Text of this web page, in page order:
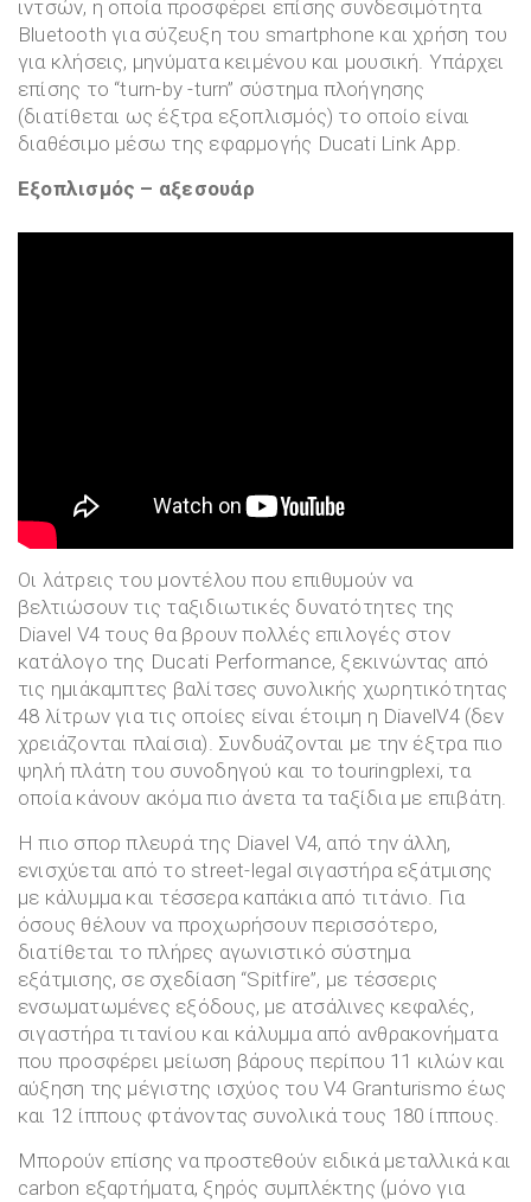
ιντσών, η οποία προσφέρει επίσης συνδεσιμότητα
Bluetooth για σύζευξη του smartphone και χρήση του
για κλήσεις, μηνύματα κειμένου και μουσική. Υπάρχει
επίσης το “turn-by -turn” σύστημα πλοήγησης
(διατίθεται ως έξτρα εξοπλισμός) το οποίο είναι
διαθέσιμο μέσω της εφαρμογής Ducati Link App.
Εξοπλισμός – αξεσουάρ
Οι λάτρεις του μοντέλου που επιθυμούν να
βελτιώσουν τις ταξιδιωτικές δυνατότητες της
Diavel V4 τους θα βρουν πολλές επιλογές στον
κατάλογο της Ducati Performance, ξεκινώντας από
τις ημιάκαμπτες βαλίτσες συνολικής χωρητικότητας
48 λίτρων για τις οποίες είναι έτοιμη η DiavelV4 (δεν
χρειάζονται πλαίσια). Συνδυάζονται με την έξτρα πιο
ψηλή πλάτη του συνοδηγού και το touringplexi, τα
οποία κάνουν ακόμα πιο άνετα τα ταξίδια με επιβάτη.
Η πιο σπορ πλευρά της Diavel V4, από την άλλη,
ενισχύεται από το street-legal σιγαστήρα εξάτμισης
με κάλυμμα και τέσσερα καπάκια από τιτάνιο. Για
όσους θέλουν να προχωρήσουν περισσότερο,
διατίθεται το πλήρες αγωνιστικό σύστημα
εξάτμισης, σε σχεδίαση “Spitfire”, με τέσσερις
ενσωματωμένες εξόδους, με ατσάλινες κεφαλές,
σιγαστήρα τιτανίου και κάλυμμα από ανθρακονήματα
που προσφέρει μείωση βάρους περίπου 11 κιλών και
αύξηση της μέγιστης ισχύος του V4 Granturismo έως
και 12 ίππους φτάνοντας συνολικά τους 180 ίππους.
Μπορούν επίσης να προστεθούν ειδικά μεταλλικά και
carbon εξαρτήματα, ξηρός συμπλέκτης (μόνο για